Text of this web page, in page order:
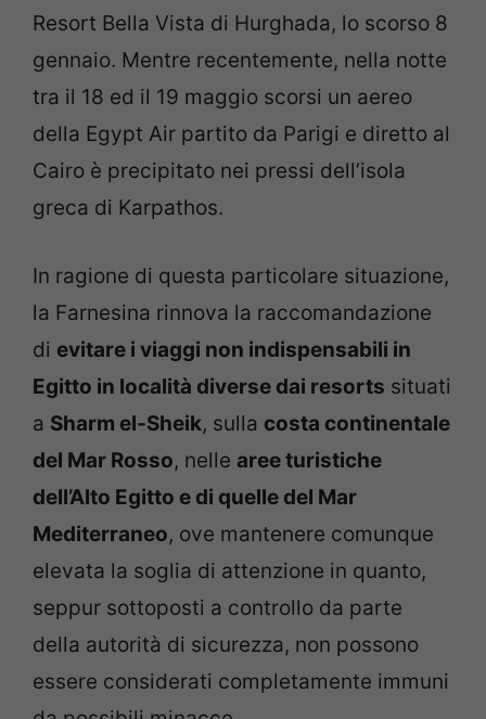
Resort Bella Vista di Hurghada, lo scorso 8
gennaio. Mentre recentemente, nella notte
tra il 18 ed il 19 maggio scorsi un aereo
della Egypt Air partito da Parigi e diretto al
Cairo è precipitato nei pressi dell’isola
greca di Karpathos.
In ragione di questa particolare situazione,
la Farnesina rinnova la raccomandazione
di evitare i viaggi non indispensabili in
Egitto in località diverse dai resorts situati
a Sharm el-Sheik, sulla costa continentale
del Mar Rosso, nelle aree turistiche
dell’Alto Egitto e di quelle del Mar
Mediterraneo, ove mantenere comunque
elevata la soglia di attenzione in quanto,
seppur sottoposti a controllo da parte
della autorità di sicurezza, non possono
essere considerati completamente immuni